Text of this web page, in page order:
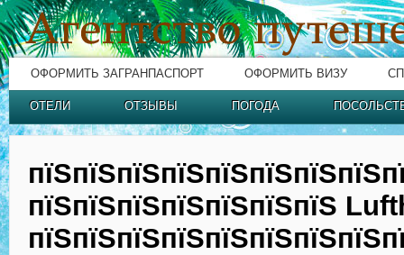
ОФОРМИТЬ ЗАГРАНПАСПОРТ ОФОРМИТЬ ВИЗУ
ОТЕЛИ ОТЗЫВЫ ПОГОДА
пїЅпїЅпїЅпїЅпїЅпїЅпїЅ